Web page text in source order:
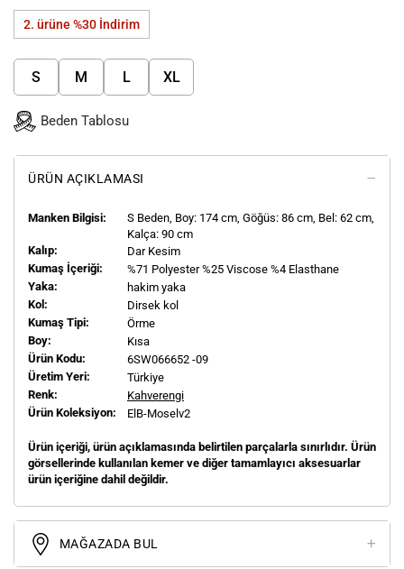
2. ürüne %30 İndirim
S M L XL
Beden Tablosu
ÜRÜN AÇIKLAMASI
Manken Bilgisi: S Beden, Boy: 174 cm, Göğüs: 86 cm, Bel: 62 cm,
Kalça: 90 cm
Kalıp:
Dar Kesim
Kumaş İçeriği:
%71 Polyester %25 Viscose %4 Elasthane
Yaka:
hakim yaka
Kol:
Dirsek kol
Kumaş Tipi:
Örme
Boy:
Kısa
Ürün Kodu:
6SW066652 -09
Üretim Yeri:
Türkiye
Renk:
Kahverengi
Ürün Koleksiyon:
ElB-Moselv2
Ürün içeriği, ürün açıklamasında belirtilen parçalarla sınırlıdır. Ürün
görsellerinde kullanılan kemer ve diğer tamamlayıcı aksesuarlar
ürün içeriğine dahil değildir.
MAĞAZADA BUL